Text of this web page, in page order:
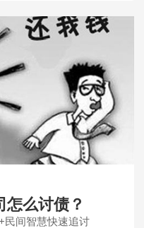
怎么讨债？
民间智慧快速追讨